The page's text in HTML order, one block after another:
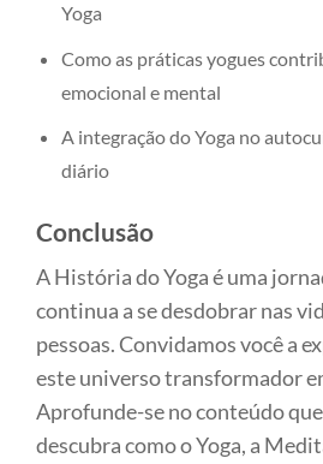
Yoga
Como as práticas yogues
emocional e mental
A integração do Yoga no
diário
Conclusão
A História do Yoga é uma
continua a se desdobrar nas
pessoas. Convidamos você a
este universo transformador
Aprofunde-se no conteúdo
descubra como o Yoga, a